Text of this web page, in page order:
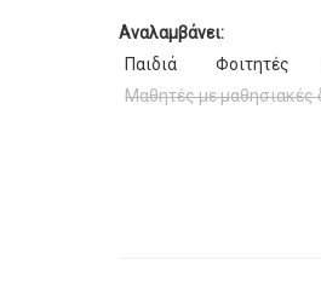
Αναλαμβάνει:
Παιδιά
Φοιτητές
Μαθητές με μαθησιακές